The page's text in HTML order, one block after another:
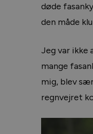
døde
den måde
Jeg var ikke
mange
mig, blev
regnvejret